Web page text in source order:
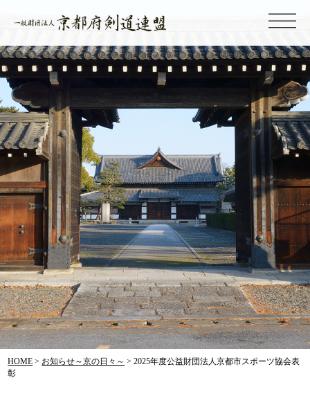
HOME > お知らせ～京の日々～ >2025年度公益財団法人京都市スポーツ協会表
彰